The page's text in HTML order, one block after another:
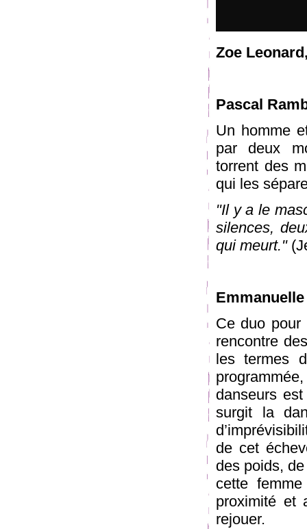
Zoe
Pascal
Un homme
par deux
torrent des
qui les
"Il y a le
silences,
qui meurt."
Ce duo pour
rencontre
les termes
danseurs
surgit la
de cet
des poids,
cette
proximité et
rejouer.